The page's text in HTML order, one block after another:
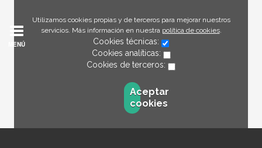
Utilizamos cookies propias y de terceros para mejorar nuestros
servicios. Más información en nuestra política de cookies.
Cookies técnicas:
Cookies analíticas:
Cookies de terceros:
Aceptar
cookies
MENÚ